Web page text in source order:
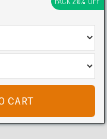
PACK 20% OFF